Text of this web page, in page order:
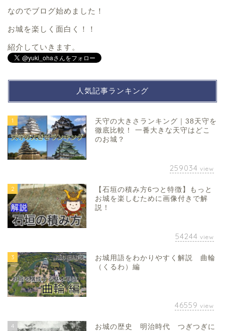
なのでブログ始めました！
お城を楽しく面白く！！
紹介していきます。
人気記事ランキング
1
天守の大きさランキング｜38天守を
徹底比較！ 一番大きな天守はどこ
のお城？
259034 view
2
【石垣の積み方6つと特徴】もっと
お城を楽しむために画像付きで解
説！
54244 view
3
お城用語をわかりやすく解説 曲輪
（くるわ）編
46559 view
4
お城の歴史 明治時代 つぎつぎに